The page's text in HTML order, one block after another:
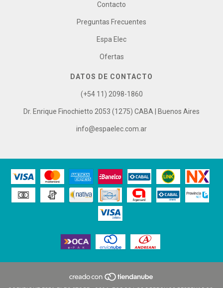
Contacto
Preguntas Frecuentes
Espa Elec
Ofertas
DATOS DE CONTACTO
(+54 11) 2098-1860
Dr. Enrique Finochietto 2053 (1275) CABA | Buenos Aires
info@espaelec.com.ar